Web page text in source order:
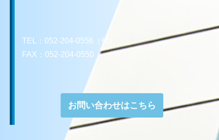
TEL：052-204-0556（代）
FAX：052-204-0550
お問い合わせはこちら
お問い合わせはこちら